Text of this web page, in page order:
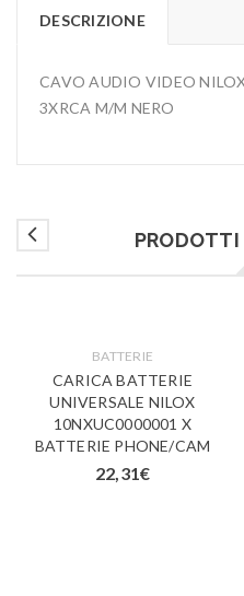
DESCRIZIONE
CAVO AUDIO VIDEO
3XRCA M/M NERO
PRODOTTI
BATTERIE
CARICA BATTERIE
UNIVERSALE NILOX
10NXUC0000001 X
BATTERIE PHONE/CAM
22,31€